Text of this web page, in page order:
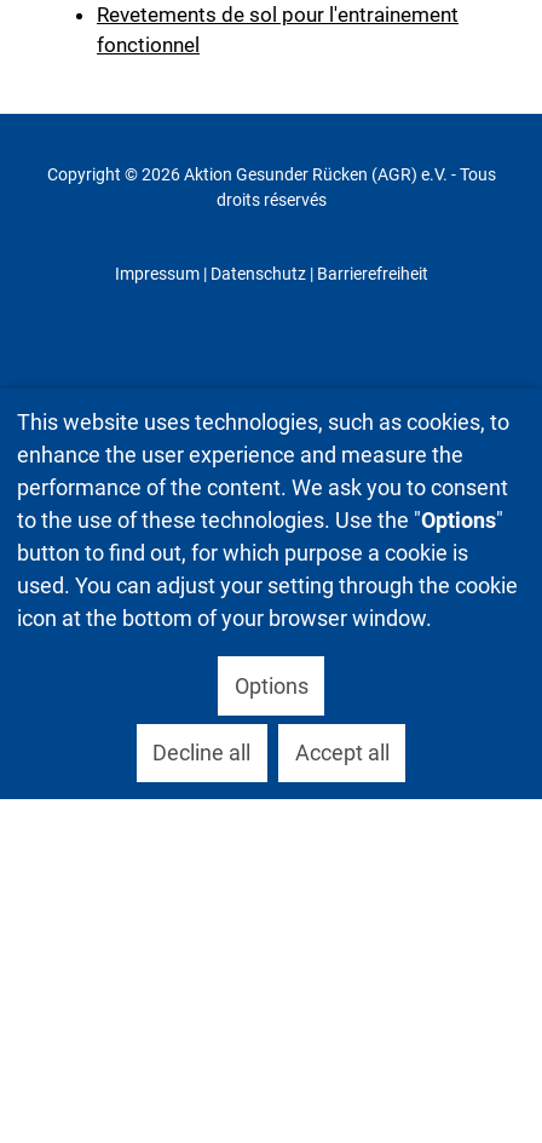
Revetements de sol pour l'entrainement
fonctionnel
Copyright © 2026 Aktion Gesunder Rücken (AGR) e.V. - Tous
droits réservés
Impressum| Datenschutz| Barrierefreiheit
This website uses technologies, such as cookies, to
enhance the user experience and measure the
performance of the content. We ask you to consent
to the use of these technologies. Use the "Options"
button to find out, for which purpose a cookie is
used. You can adjust your setting through the cookie
icon at the bottom of your browser window.
Options
Decline all Accept all